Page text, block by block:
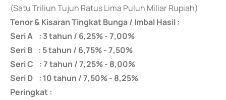
(Satu Triliun Tujuh Ratus Lima Puluh Miliar Rupiah)
Tenor & Kisaran Tingkat Bunga / Imbal Hasil :
Seri A : 3 tahun / 6,25% - 7,00%
Seri B : 5 tahun / 6,75% - 7,50%
Seri C : 7 tahun / 7,25% - 8,00%
Seri D : 10 tahun / 7,50% - 8,25%
Peringkat :